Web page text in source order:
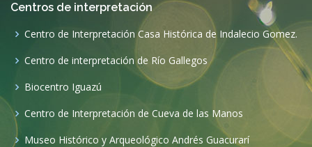
Centros de interpretación
Centro de Interpretación Casa Histórica de Indalecio Gomez.
Centro de interpretación de Río Gallegos
Biocentro Iguazú
Centro de Interpretación de Cueva de las Manos
Museo Histórico y Arqueológico Andrés Guacurarí